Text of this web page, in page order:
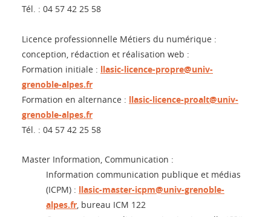
Tél. : 04 57 42 25 58
Licence professionnelle Métiers du numérique :
conception, rédaction et réalisation web :
Formation initiale : llasic-licence-propre@univ-
grenoble-alpes.fr
Formation en alternance : llasic-licence-proalt@univ-
grenoble-alpes.fr
Tél. : 04 57 42 25 58
Master Information, Communication :
Information communication publique et médias
(ICPM) : llasic-master-icpm@univ-grenoble-
alpes.fr , bureau ICM 122